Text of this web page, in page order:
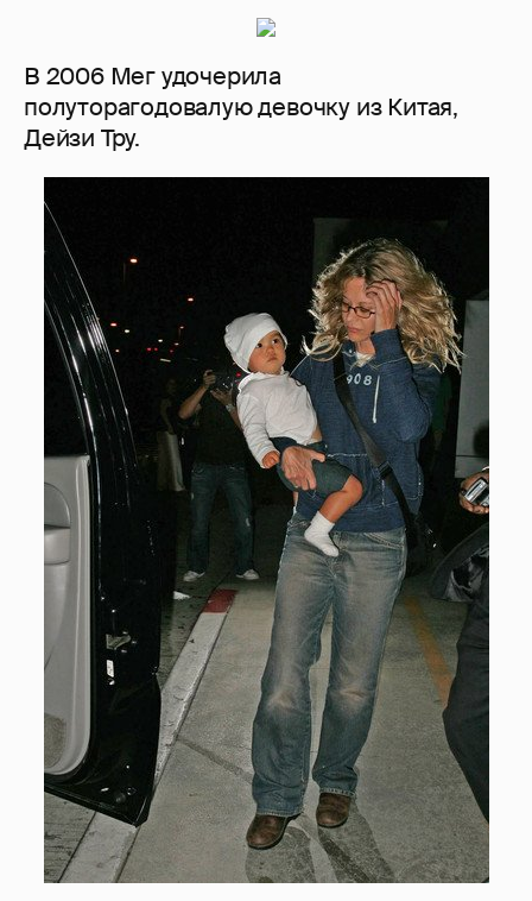
В 2006 Мег удочерила
полуторагодовалую девочку из Китая,
Дейзи Тру.